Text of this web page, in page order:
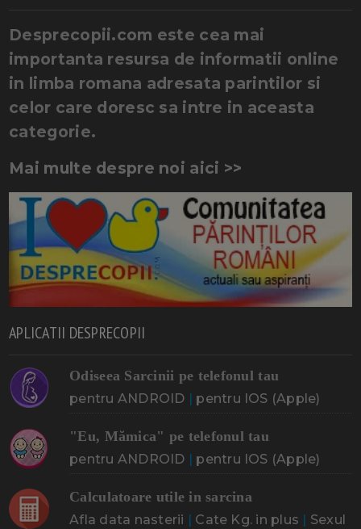
Desprecopii.com este cea mai
importanta resursa de informatii online
in limba romana adresata parintilor si
celor care doresc sa intre in aceasta
categorie.
Mai multe despre noi aici >>
APLICATII DESPRECOPII
Odiseea Sarcinii pe telefonul tau
pentru ANDROID | pentru IOS (Apple)
"Eu, Mămica" pe telefonul tau
pentru ANDROID | pentru IOS (Apple)
Calculatoare utile in sarcina
Afla data nasterii | Cate Kg. in plus | Sexul